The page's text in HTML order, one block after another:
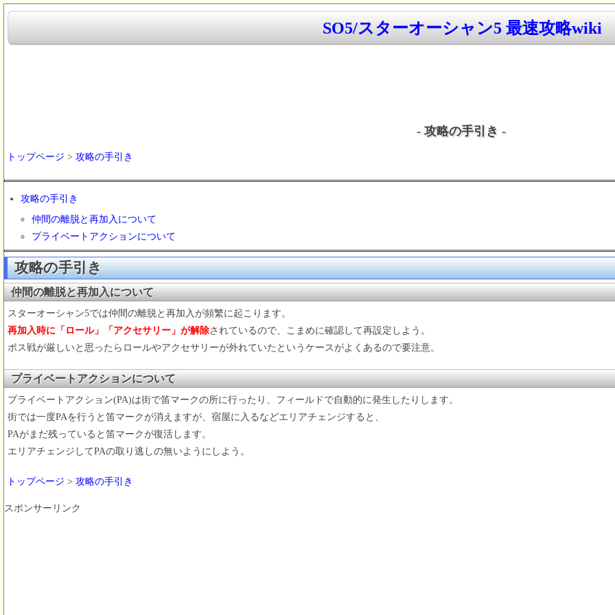
SO5/スターオーシャン5 最速攻略wiki
- 攻略の手引き -
トップページ > 攻略の手引き
攻略の手引き
仲間の離脱と再加入について
プライベートアクションについて
攻略の手引き
仲間の離脱と再加入について
スターオーシャン5では仲間の離脱と再加入が頻繁に起こります。
再加入時に「ロール」「アクセサリー」が解除されているので、こまめに確認して再設定しよう。
ボス戦が厳しいと思ったらロールやアクセサリーが外れていたというケースがよくあるので要注意。
プライベートアクションについて
プライベートアクション(PA)は街で笛マークの所に行ったり、フィールドで自動的に発生したりします。
街では一度PAを行うと笛マークが消えますが、宿屋に入るなどエリアチェンジすると、
PAがまだ残っていると笛マークが復活します。
エリアチェンジしてPAの取り逃しの無いようにしよう。
トップページ > 攻略の手引き
スポンサーリンク